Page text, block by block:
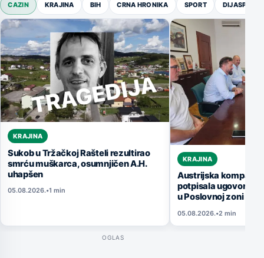
CAZIN KRAJINA BIH CRNA HRONIKA SPORT DIJASPORA
KRAJINA
Sukob u Tržačkoj Rašteli rezultirao
smrću muškarca, osumnjičen A.H.
uhapšen
05.08.2026.•1 min
KRAJINA
Austrijska
potpisala ugovor za
u Poslovnoj zoni
05.08.2026.•2 min
OGLAS